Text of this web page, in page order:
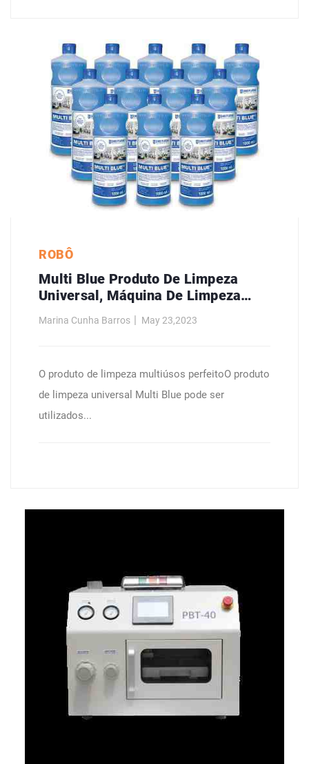
ROBÔ
Multi Blue Produto De Limpeza
Universal, Máquina De Limpeza
Automática, Caixa De Cartão (12 X
1 L Garrafa)
Marina Cunha Barros May 23,2023
O produto de limpeza multiúsos perfeitoO produto
de limpeza universal Multi Blue pode ser
utilizados...